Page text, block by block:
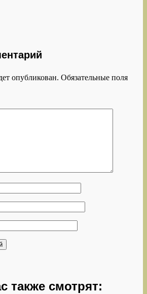
опубликован. Обязательные поля
также смотрят: